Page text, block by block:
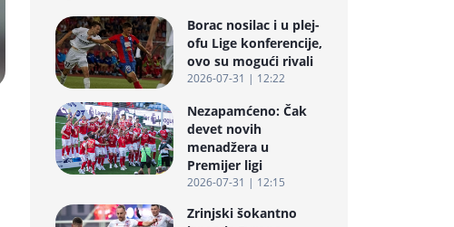
Borac nosilac i u plej-
ofu Lige konferencije,
ovo su mogući rivali
2026-07-31 | 12:22
Nezapamćeno: Čak
devet novih
menadžera u
Premijer ligi
2026-07-31 | 12:15
Zrinjski šokantno